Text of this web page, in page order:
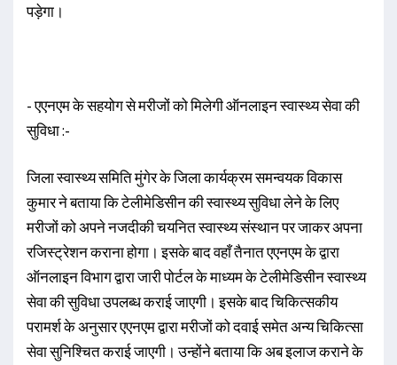
पड़ेगा।
- एएनएम के सहयोग से मरीजों को मिलेगी ऑनलाइन स्वास्थ्य सेवा की
सुविधा :-
जिला स्वास्थ्य समिति मुंगेर के जिला कार्यक्रम समन्वयक विकास
कुमार ने बताया कि टेलीमेडिसीन की स्वास्थ्य सुविधा लेने के लिए
मरीजों को अपने नजदीकी चयनित स्वास्थ्य संस्थान पर जाकर अपना
रजिस्ट्रेशन कराना होगा। इसके बाद वहाँ तैनात एएनएम के द्वारा
ऑनलाइन विभाग द्वारा जारी पोर्टल के माध्यम के टेलीमेडिसीन स्वास्थ्य
सेवा की सुविधा उपलब्ध कराई जाएगी। इसके बाद चिकित्सकीय
परामर्श के अनुसार एएनएम द्वारा मरीजों को दवाई समेत अन्य चिकित्सा
सेवा सुनिश्चित कराई जाएगी। उन्होंने बताया कि अब इलाज कराने के